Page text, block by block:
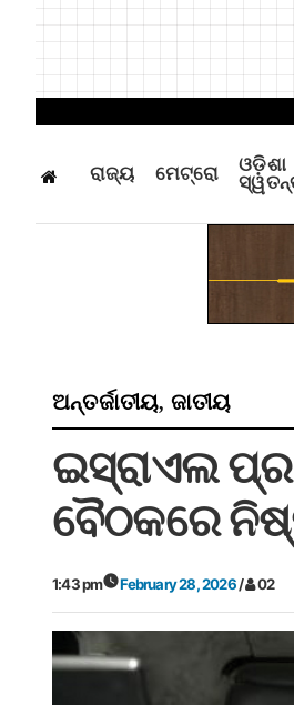
ରାଜ୍ୟ ମେଟ୍ରୋ
ଓଡ଼ିଶା
ଅନ୍ତର୍ଜାତୀୟ, ଜାତୀୟ
ଇସ୍ରାଏଲ
ବୈଠକରେ
1:43 pm February 28, 2026/ 02